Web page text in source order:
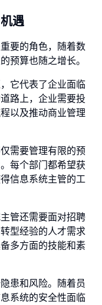
遇
要的角色，随着数
预算也随之增长。
它代表了企业面临
路上，企业需要投
以及推动商业管理
需要管理有限的预
每个部门都希望获
信息系统主管的工
管还需要面对招聘
型经验的人才需求
多方面的技能和素
患和风险。随着员
系统的安全性面临